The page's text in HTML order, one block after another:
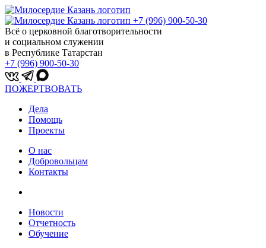
+7 (996) 900-50-30
Всё о церковной благотворительности
и социальном служении
в Республике Татарстан
+7 (996) 900-50-30
ПОЖЕРТВОВАТЬ
Дела
Помощь
Проекты
О нас
Добровольцам
Контакты
Новости
Отчетность
Обучение